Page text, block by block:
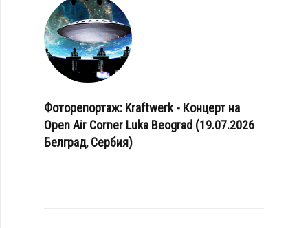
Фоторепортаж: Kraftwerk - Концерт на
Open Air Corner Luka Beograd (19.07.2026
Белград, Сербия)